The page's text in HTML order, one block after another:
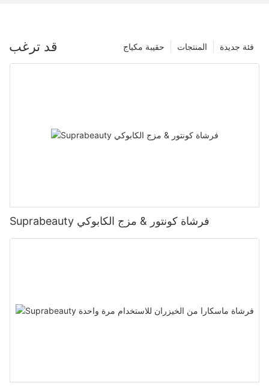
قد ترغب فئة جديدة المنتجات حقيبة مكياج
Suprabeauty فرشاة كونتور & مزج الكابوكي